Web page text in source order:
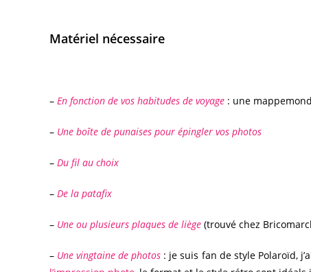
Matériel nécessaire
– En fonction de vos habitudes de voyage : une
– Une boîte de punaises pour épingler vos photos
– Du fil au choix
– De la patafix
– Une ou plusieurs plaques de liège (trouvé chez
– Une vingtaine de photos : je suis fan de style Polaroïd,